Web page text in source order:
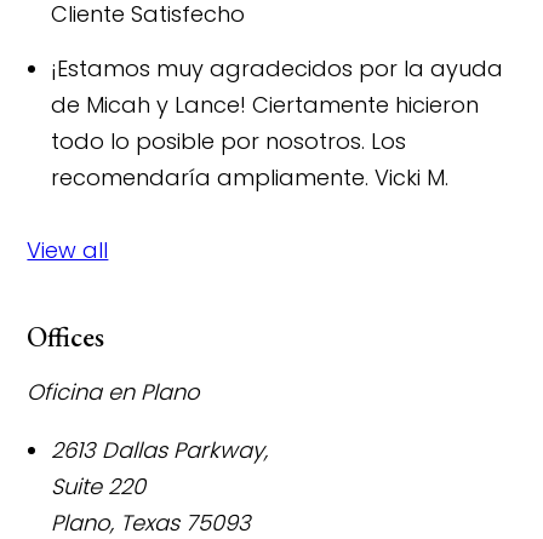
Cliente Satisfecho
¡Estamos muy agradecidos por la ayuda
de Micah y Lance! Ciertamente hicieron
todo lo posible por nosotros. Los
recomendaría ampliamente. Vicki M.
View all
Offices
Oficina en Plano
2613 Dallas Parkway,
Suite 220
Plano, Texas 75093